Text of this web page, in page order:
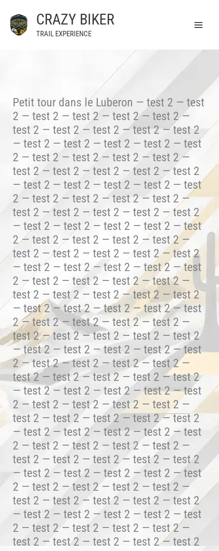
contenu
CRAZY BIKER
TRAIL EXPERIENCE
Petit tour dans le Luberon — test 2 — test
2 — test 2 — test 2 — test 2 — test 2 —
test 2 — test 2 — test 2 — test 2 — test 2
— test 2 — test 2 — test 2 — test 2 — test
2 — test 2 — test 2 — test 2 — test 2 —
test 2 — test 2 — test 2 — test 2 — test 2
— test 2 — test 2 — test 2 — test 2 — test
2 — test 2 — test 2 — test 2 — test 2 —
test 2 — test 2 — test 2 — test 2 — test 2
— test 2 — test 2 — test 2 — test 2 — test
2 — test 2 — test 2 — test 2 — test 2 —
test 2 — test 2 — test 2 — test 2 — test 2
— test 2 — test 2 — test 2 — test 2 — test
2 — test 2 — test 2 — test 2 — test 2 —
test 2 — test 2 — test 2 — test 2 — test 2
— test 2 — test 2 — test 2 — test 2 — test
2 — test 2 — test 2 — test 2 — test 2 —
test 2 — test 2 — test 2 — test 2 — test 2
— test 2 — test 2 — test 2 — test 2 — test
2 — test 2 — test 2 — test 2 — test 2 —
test 2 — test 2 — test 2 — test 2 — test 2
— test 2 — test 2 — test 2 — test 2 — test
2 — test 2 — test 2 — test 2 — test 2 —
test 2 — test 2 — test 2 — test 2 — test 2
— test 2 — test 2 — test 2 — test 2 — test
2 — test 2 — test 2 — test 2 — test 2 —
test 2 — test 2 — test 2 — test 2 — test 2
— test 2 — test 2 — test 2 — test 2 — test
2 — test 2 — test 2 — test 2 — test 2 —
test 2 — test 2 — test 2 — test 2 — test 2
— test 2 — test 2 — test 2 — test 2 — test
2 — test 2 — test 2 — test 2 — test 2 —
test 2 — test 2 — test 2 — test 2 — test 2